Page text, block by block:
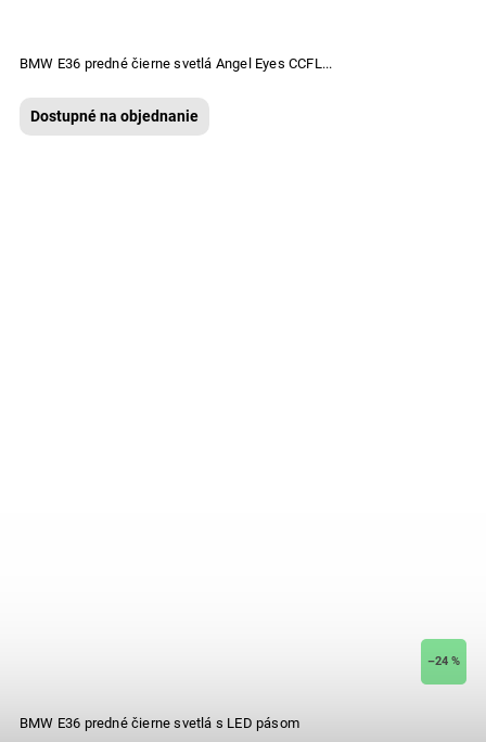
BMW E36 predné čierne svetlá Angel Eyes CCFL...
Dostupné na objednanie
–24 %
BMW E36 predné čierne svetlá s LED pásom